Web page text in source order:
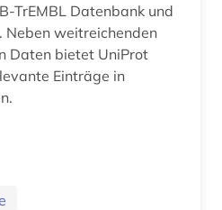
TrEMBL Datenbank und
Neben weitreichenden
Daten bietet UniProt
Einträge in